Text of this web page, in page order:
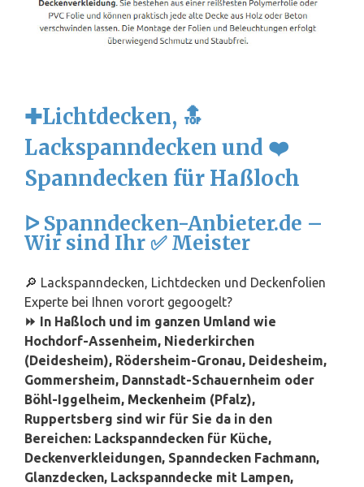
✚Lichtdecken, 🔝
Lackspanndecken und ❤️
Spanndecken für Haßloch
ᐅ Spanndecken-Anbieter.de –
Wir sind Ihr ✅ Meister
🔎 Lackspanndecken, Lichtdecken und Deckenfolien
Experte bei Ihnen vorort gegoogelt?
⏩ In Haßloch und im ganzen Umland wie
Hochdorf-Assenheim, Niederkirchen
(Deidesheim), Rödersheim-Gronau, Deidesheim,
Gommersheim, Dannstadt-Schauernheim oder
Böhl-Iggelheim, Meckenheim (Pfalz),
Ruppertsberg sind wir für Sie da in den
Bereichen: Lackspanndecken für Küche,
Deckenverkleidungen, Spanndecken Fachmann,
Glanzdecken, Lackspanndecke mit Lampen,